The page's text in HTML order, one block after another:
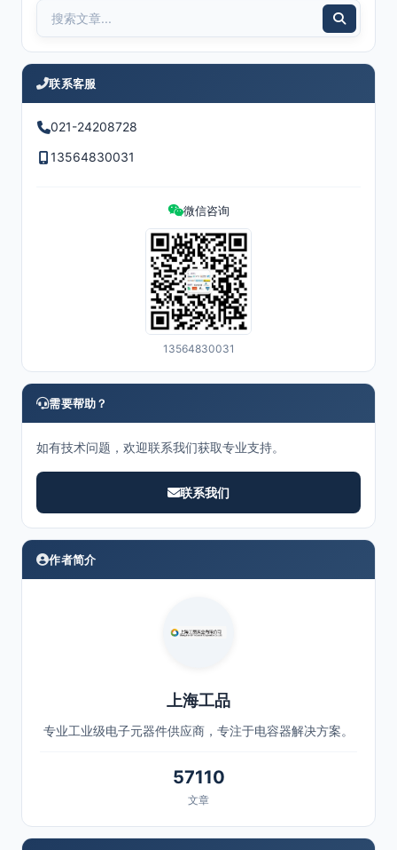
联系客服
021-24208728
13564830031
微信咨询
13564830031
需要帮助？
如有技术问题，欢迎联系我们获取专业支持。
联系我们
作者简介
上海工品
专业工业级电子元器件供应商，专注于电容器解决方案。
57110
文章